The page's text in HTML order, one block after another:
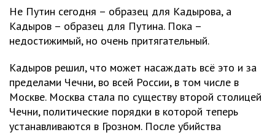
Не Путин сегодня – образец для Кадырова, а
Кадыров – образец для Путина. Пока –
недостижимый, но очень притягательный.
Кадыров решил, что может насаждать всё это и за
пределами Чечни, во всей России, в том числе в
Москве. Москва стала по существу второй столицей
Чечни, политические порядки в которой теперь
устанавливаются в Грозном. После убийства